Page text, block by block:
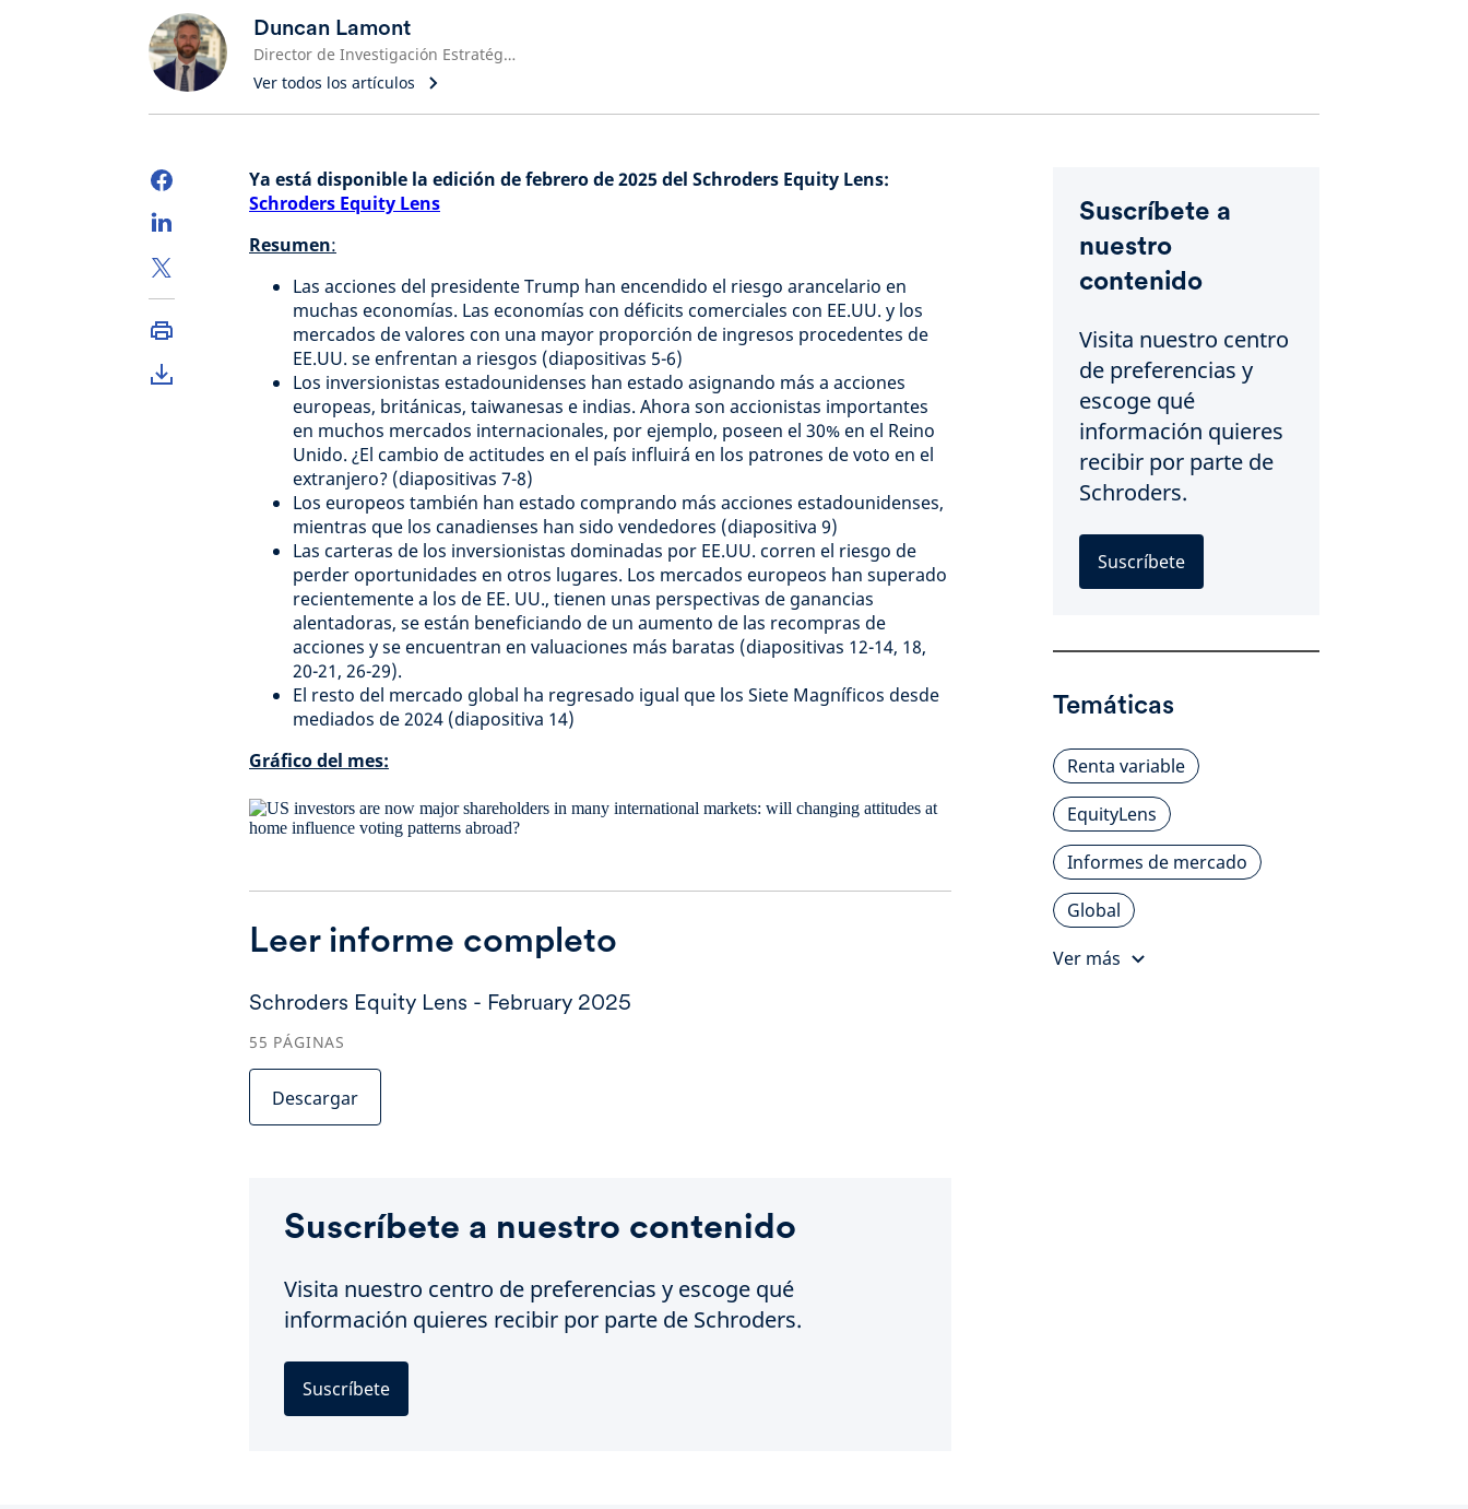
Duncan Lamont
Director de Investigación Estratégica, Schroders
Ver todos los artículos
Ya está disponible la edición de febrero de 2025 del Schroders Equity Lens:
Schroders Equity Lens
Resumen:
Las acciones del presidente Trump han encendido el riesgo arancelario en
muchas economías. Las economías con déficits comerciales con EE.UU. y los
mercados de valores con una mayor proporción de ingresos procedentes de
EE.UU. se enfrentan a riesgos (diapositivas 5-6)
Los inversionistas estadounidenses han estado asignando más a acciones
europeas, británicas, taiwanesas e indias. Ahora son accionistas importantes
en muchos mercados internacionales, por ejemplo, poseen el 30% en el Reino
Unido. ¿El cambio de actitudes en el país influirá en los patrones de voto en el
extranjero? (diapositivas 7-8)
Los europeos también han estado comprando más acciones estadounidenses,
mientras que los canadienses han sido vendedores (diapositiva 9)
Las carteras de los inversionistas dominadas por EE.UU. corren el riesgo de
perder oportunidades en otros lugares. Los mercados europeos han superado
recientemente a los de EE. UU., tienen unas perspectivas de ganancias
alentadoras, se están beneficiando de un aumento de las recompras de
acciones y se encuentran en valuaciones más baratas (diapositivas 12-14, 18,
20-21, 26-29).
El resto del mercado global ha regresado igual que los Siete Magníficos desde
mediados de 2024 (diapositiva 14)
Gráfico del mes:
Leer informe completo
Schroders Equity Lens - February 2025
55 PÁGINAS
Descargar
Suscríbete a nuestro contenido
Visita nuestro centro de preferencias y escoge qué
información quieres recibir por parte de Schroders.
Suscríbete
Suscríbete a
nuestro
contenido
Visita nuestro centro
de preferencias y
escoge qué
información quieres
recibir por parte de
Schroders.
Suscríbete
Temáticas
Renta variable
EquityLens
Informes de mercado
Global
Ver más